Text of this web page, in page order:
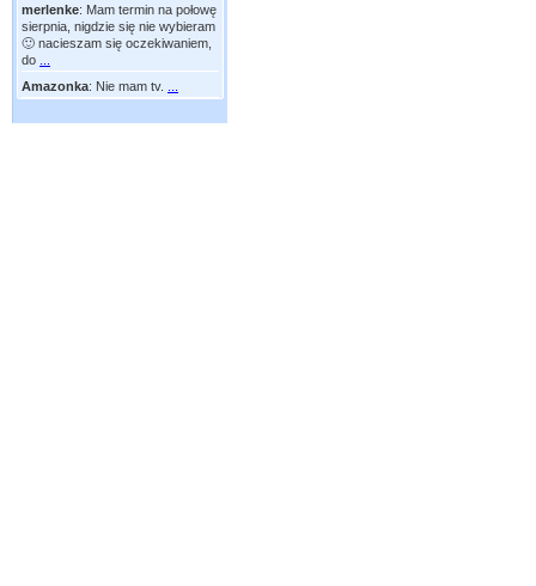
merlenke: Mam termin na połowę
sierpnia, nigdzie się nie wybieram
🙂 nacieszam się oczekiwaniem,
do
Amazonka: Nie mam tv.